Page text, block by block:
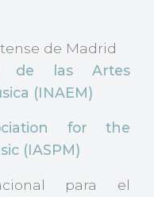
de Madrid
de las Artes
(INAEM)
for the
(IASPM)
para el